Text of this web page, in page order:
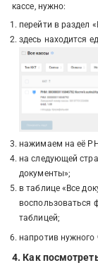
кассе, нужно:
перейти в раздел
здесь находится
нажимаем на её
на следующей
документы»;
в таблице «Все
воспользоваться
таблицей;
напротив нужного
4. Как